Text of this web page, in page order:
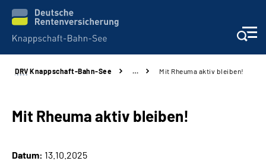
Aktuelles & Presse
Beratung & Kontakt
DRV Knappschaft-Bahn-See … Mit Rheuma aktiv bleiben!
Mit Rheuma aktiv bleiben!
Datum: 13.10.2025